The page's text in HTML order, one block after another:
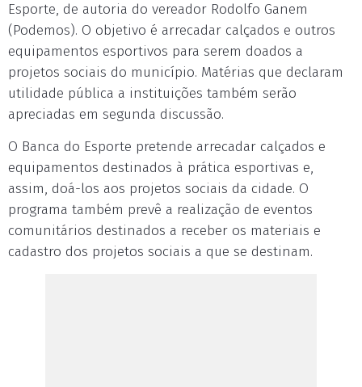
Esporte, de autoria do vereador Rodolfo Ganem
(Podemos). O objetivo é arrecadar calçados e outros
equipamentos esportivos para serem doados a
projetos sociais do município. Matérias que declaram
utilidade pública a instituições também serão
apreciadas em segunda discussão.
O Banca do Esporte pretende arrecadar calçados e
equipamentos destinados à prática esportivas e,
assim, doá-los aos projetos sociais da cidade. O
programa também prevê a realização de eventos
comunitários destinados a receber os materiais e
cadastro dos projetos sociais a que se destinam.